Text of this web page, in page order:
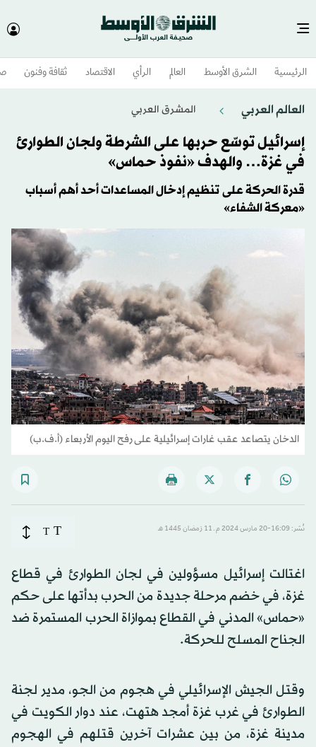
الرئيسية الشرق الأوسط​ العالم الرأي الاقتصاد ثقافة وفنون
العالم العربي المشرق العربي
إسرائيل توسّع حربها على الشرطة ولجان الطوارئ
في غزة… والهدف «نفوذ حماس»
قدرة الحركة على تنظيم إدخال المساعدات أحد أهم أسباب
«معركة الشفاء»
الدخان يتصاعد عقب غارات إسرائيلية على رفح اليوم الأربعاء (أ.ف.ب)
نُشر: 16:09-20 مارس 2024 م ـ 11 رَمضان 1445 هـ T
T
اغتالت إسرائيل مسؤولين في لجان الطوارئ في قطاع
غزة، في خضم مرحلة جديدة من الحرب بدأتها على حكم
«حماس» المدني في القطاع بموازاة الحرب المستمرة ضد
الجناح المسلح للحركة.
وقتل الجيش الإسرائيلي في هجوم من الجو، مدير لجنة
الطوارئ في غرب غزة أمجد هتهت، عند دوار الكويت في
مدينة غزة، من بين عشرات آخرين قتلهم في الهجوم